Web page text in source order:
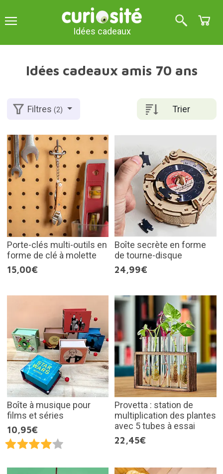
Idées cadeaux
Idées cadeaux amis 70 ans
Trier
Filtres(2)
Porte-clés multi-outils en
forme de clé à molette
15,00€
Boîte secrète en forme
de tourne-disque
24,99€
Boîte à musique pour
films et séries
10,95€
Provetta : station de
multiplication des plantes
avec 5 tubes à essai
22,45€